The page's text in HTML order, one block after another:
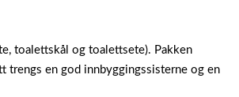
toalettskål og toalettsete). Pakken
trengs en god innbyggingssisterne og en